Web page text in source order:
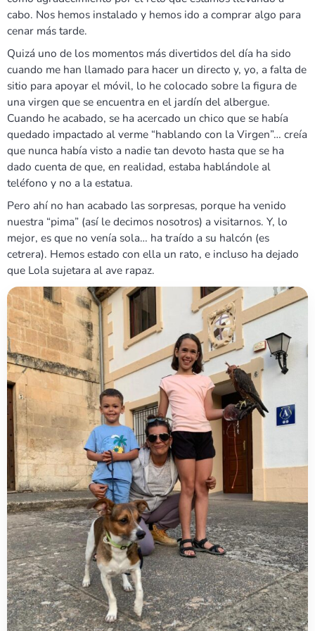
cabo. Nos hemos instalado y hemos ido a comprar algo para
cenar más tarde.
Quizá uno de los momentos más divertidos del día ha sido
cuando me han llamado para hacer un directo y, yo, a falta de
sitio para apoyar el móvil, lo he colocado sobre la figura de
una virgen que se encuentra en el jardín del albergue.
Cuando he acabado, se ha acercado un chico que se había
quedado impactado al verme “hablando con la Virgen”… creía
que nunca había visto a nadie tan devoto hasta que se ha
dado cuenta de que, en realidad, estaba hablándole al
teléfono y no a la estatua.
Pero ahí no han acabado las sorpresas, porque ha venido
nuestra “pima” (así le decimos nosotros) a visitarnos. Y, lo
mejor, es que no venía sola… ha traído a su halcón (es
cetrera). Hemos estado con ella un rato, e incluso ha dejado
que Lola sujetara al ave rapaz.